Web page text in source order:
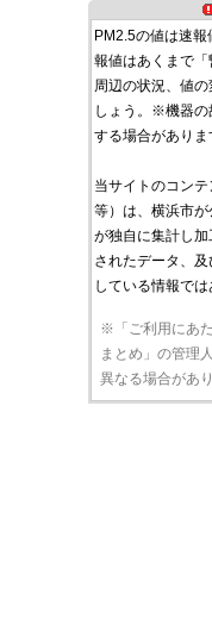
PM2.5の値は速
報値はあくまで「
周辺の状況、値
しょう。※機器の
する場合がありま
当サイトのコン
等）は、横浜市
が独自に集計し
されたデータ、
している情報で
※「ご利用にあ
まとめ」の管理
異なる場合があ